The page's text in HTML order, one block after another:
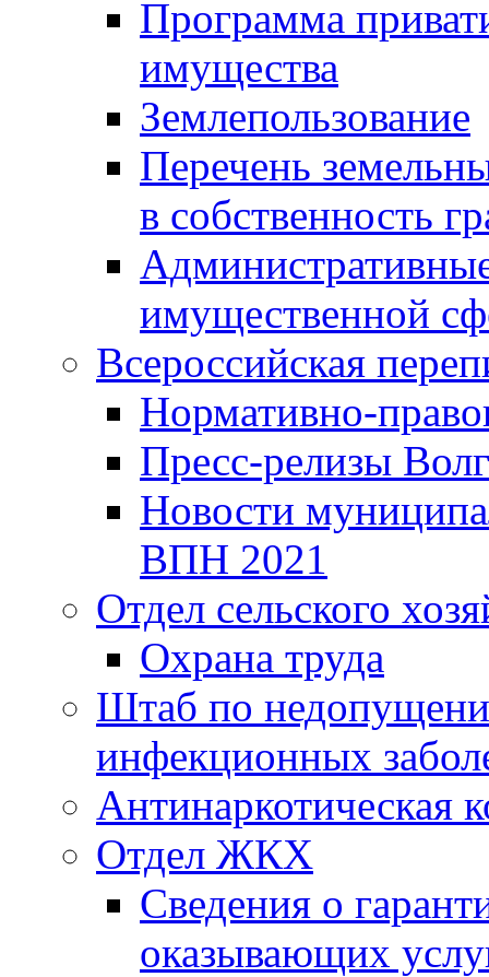
Программа
имущества
Землепользование
Перечень
в собственность
имущественной
Всероссийская
Нормативно-
Пресс-релизы
Новости
ВПН 2021
Отдел сельского
Охрана труда
Штаб по
инфекционных
Антинаркотическая
Отдел ЖКХ
Сведения о
оказывающих